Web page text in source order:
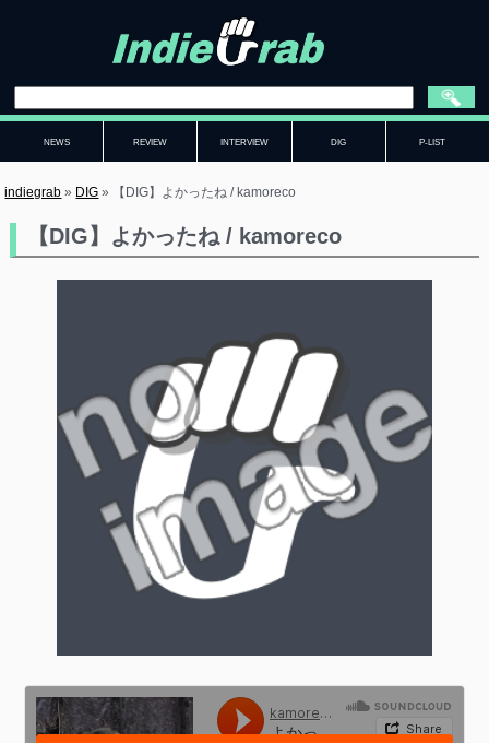
NEWS REVIEW INTERVIEW DIG P-LIST
indiegrab » DIG » 【DIG】よかったね / kamoreco
【DIG】よかったね / kamoreco